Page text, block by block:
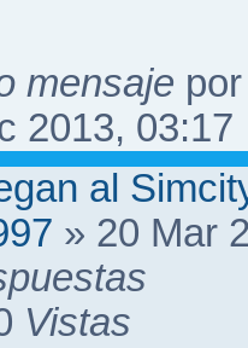
mensaje
2013, 03:17
al
» 20 Mar
Vistas